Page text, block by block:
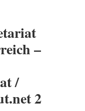
–
/
2